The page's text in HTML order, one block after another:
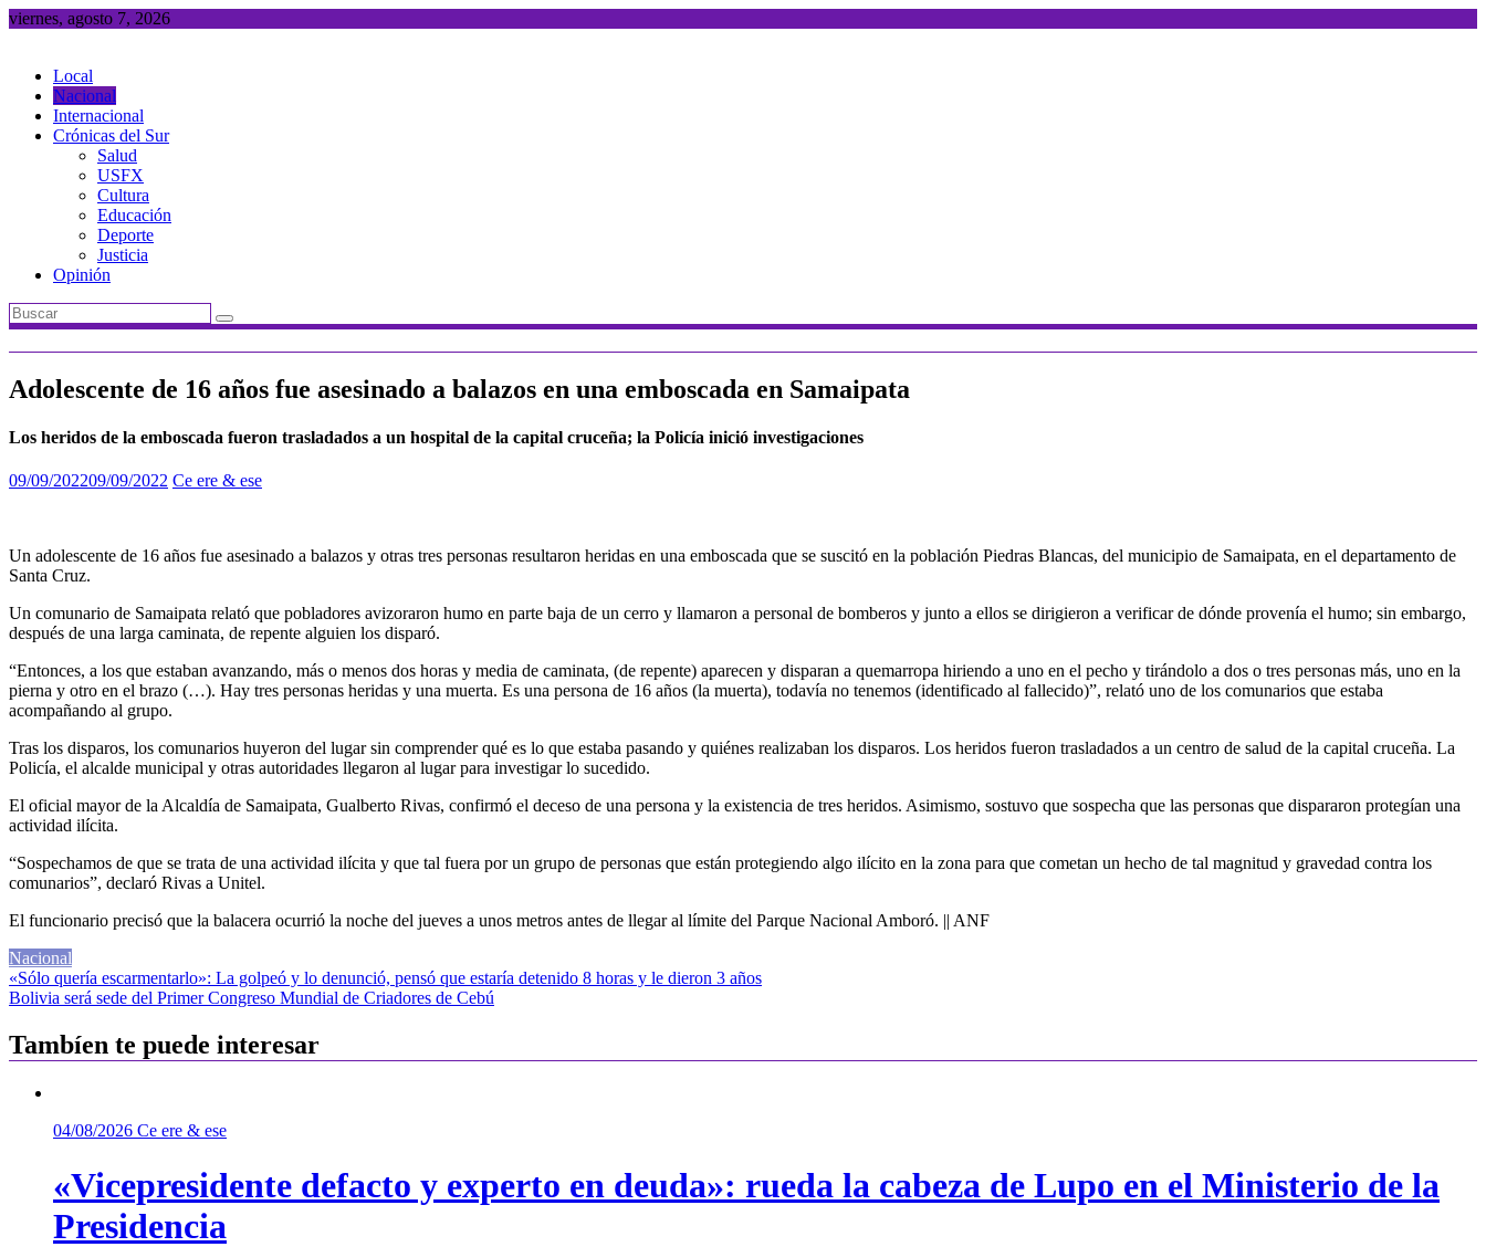
Saltar
viernes, agosto 7, 2026
Local
Nacional
Internacional
Crónicas del Sur
Salud
USFX
Cultura
Educación
Deporte
Justicia
Opinión
Adolescente de 16 años fue asesinado a balazos en una emboscada en Samaipata
Los heridos de la emboscada fueron trasladados a un hospital de la capital cruceña; la Policía inició investigaciones
09/09/202209/09/2022 Ce ere & ese
Un adolescente de 16 años fue asesinado a balazos y otras tres personas resultaron heridas en una emboscada que se suscitó en la población Piedras Blancas, del municipio de Samaipata, en el departamento de
Santa Cruz.
Un comunario de Samaipata relató que pobladores avizoraron humo en parte baja de un cerro y llamaron a personal de bomberos y junto a ellos se dirigieron a verificar de dónde provenía el humo; sin embargo,
después de una larga caminata, de repente alguien los disparó.
“Entonces, a los que estaban avanzando, más o menos dos horas y media de caminata, (de repente) aparecen y disparan a quemarropa hiriendo a uno en el pecho y tirándolo a dos o tres personas más, uno en la
pierna y otro en el brazo (…). Hay tres personas heridas y una muerta. Es una persona de 16 años (la muerta), todavía no tenemos (identificado al fallecido)”, relató uno de los comunarios que estaba
acompañando al grupo.
Tras los disparos, los comunarios huyeron del lugar sin comprender qué es lo que estaba pasando y quiénes realizaban los disparos. Los heridos fueron trasladados a un centro de salud de la capital cruceña. La
Policía, el alcalde municipal y otras autoridades llegaron al lugar para investigar lo sucedido.
El oficial mayor de la Alcaldía de Samaipata, Gualberto Rivas, confirmó el deceso de una persona y la existencia de tres heridos. Asimismo, sostuvo que sospecha que las personas que dispararon protegían una
actividad ilícita.
“Sospechamos de que se trata de una actividad ilícita y que tal fuera por un grupo de personas que están protegiendo algo ilícito en la zona para que cometan un hecho de tal magnitud y gravedad contra los
comunarios”, declaró Rivas a Unitel.
El funcionario precisó que la balacera ocurrió la noche del jueves a unos metros antes de llegar al límite del Parque Nacional Amboró. || ANF
Nacional
Navegación
de
entradas
«Sólo quería escarmentarlo»: La golpeó y lo denunció, pensó que estaría detenido 8 horas y le dieron 3 años
Bolivia será sede del Primer Congreso Mundial de Criadores de Cebú
Tambíen te puede interesar
04/08/2026 Ce ere & ese
«Vicepresidente defacto y experto en deuda»: rueda la cabeza de Lupo en el Ministerio de la
Presidencia